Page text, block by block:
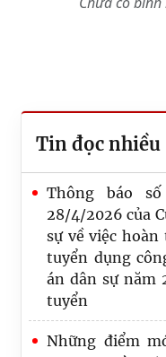
Tin đọc nhiều
Thông báo số
28/4/2026 của
sự về việc
tuyển dụng
án dân sự năm
tuyển
Những điểm